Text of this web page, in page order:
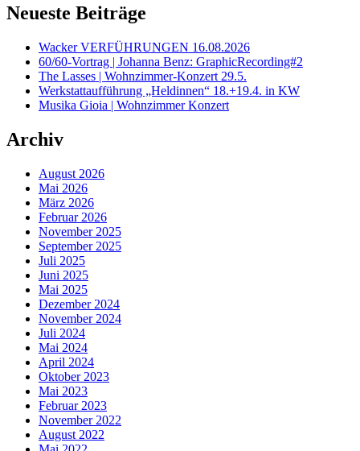
Neueste Beiträge
Wacker VERFÜHRUNGEN 16.08.2026
60/60-Vortrag | Johanna Benz: GraphicRecording#2
The Lasses | Wohnzimmer-Konzert 29.5.
Werkstattaufführung „Heldinnen“ 18.+19.4. in KW
Musika Gioia | Wohnzimmer Konzert
Archiv
August 2026
Mai 2026
März 2026
Februar 2026
November 2025
September 2025
Juli 2025
Juni 2025
Mai 2025
Dezember 2024
November 2024
Juli 2024
Mai 2024
April 2024
Oktober 2023
Mai 2023
Februar 2023
November 2022
August 2022